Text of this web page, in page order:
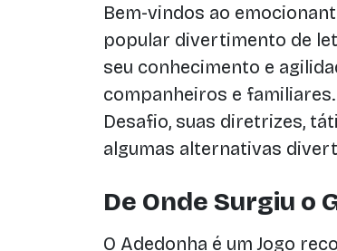
Bem-vindos ao
popular divertimento de
seu conhecimento e
companheiros e
Desafio, suas diretrizes,
algumas alternativas
De Onde Surgiu o
O Adedonha é um Jogo